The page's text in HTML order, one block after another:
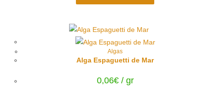
Algas
Alga Espaguetti de Mar
0,06€/ gr